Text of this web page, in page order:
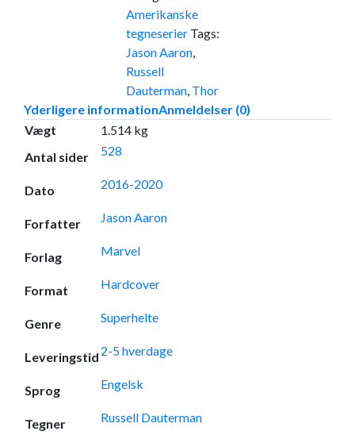
Amerikanske
tegneserier Tags:
Jason Aaron,
Russell
Dauterman, Thor
Yderligere informationAnmeldelser (0)
Vægt
1.514 kg
Antal sider
528
Dato 2016-2020
Forfatter Jason Aaron
Forlag Marvel
Format Hardcover
Genre Superhelte
Leveringstid 2-5 hverdage
Sprog Engelsk
Tegner Russell Dauterman